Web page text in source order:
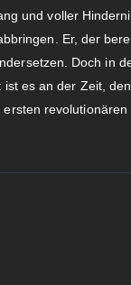
und voller
Er, der
Doch in
es an der Zeit,